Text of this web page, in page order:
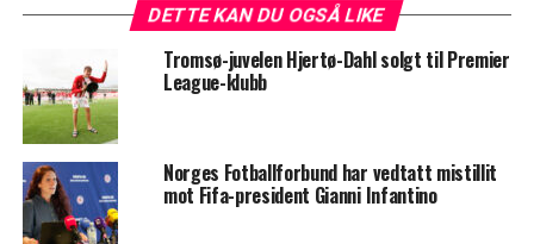
DETTE KAN DU OGSÅ LIKE
Tromsø-juvelen Hjertø-Dahl solgt til Premier
League-klubb
Norges Fotballforbund har vedtatt mistillit
mot Fifa-president Gianni Infantino